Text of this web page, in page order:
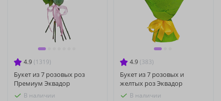
4.9 (1319)
Букет из 7 розовых роз
Премиум Эквадор
В наличии
4.9 (383)
Букет из 7 розовых и
желтых роз Эквадор
В наличии